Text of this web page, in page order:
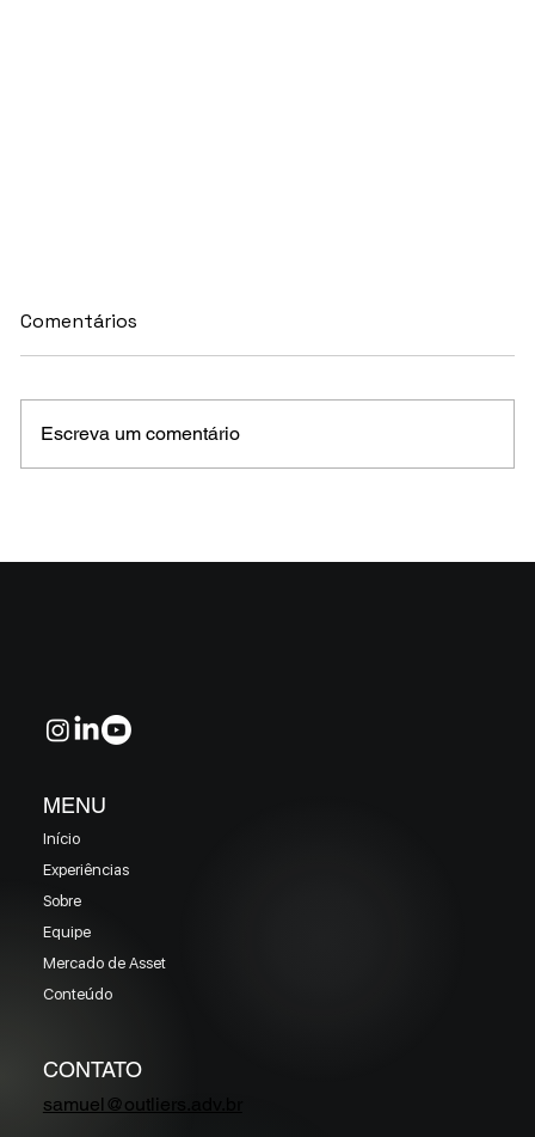
Comentários
Escreva um comentário
Início
Experiências
Sobre
Equipe
Mercado de Asset
Conteúdo
MENU
samuel@outliers.adv.br
CONTATO